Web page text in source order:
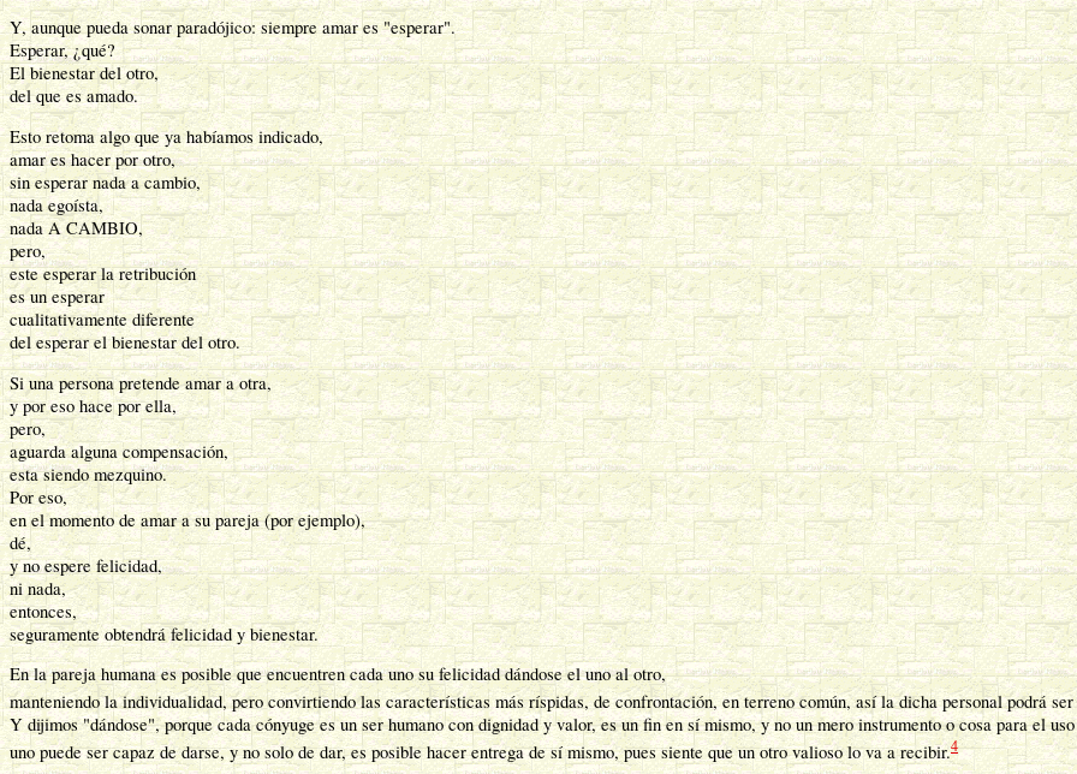
Y, aunque pueda sonar paradójico: siempre amar es "esperar".
Esperar, ¿qué?
El bienestar del otro,
del que es amado.
Esto retoma algo que ya habíamos indicado,
amar es hacer por otro,
sin esperar nada a cambio,
nada egoísta,
nada A CAMBIO,
pero,
este esperar la retribución
es un esperar
cualitativamente diferente
del esperar el bienestar del otro.
Si una persona pretende amar a otra,
y por eso hace por ella,
pero,
aguarda alguna compensación,
esta siendo mezquino.
Por eso,
en el momento de amar a su pareja (por ejemplo),
dé,
y no espere felicidad,
ni nada,
entonces,
seguramente obtendrá felicidad y bienestar.
En la pareja humana es posible que encuentren cada uno su felicidad dándose el uno al otro,
manteniendo la individualidad, pero convirtiendo las características más ríspidas, de confrontación, en terreno común, así la dicha personal podrá
Y dijimos "dándose", porque cada cónyuge es un ser humano con dignidad y valor, es un fin en sí mismo, y no un mero instrumento o cosa para el
uno puede ser capaz de darse, y no solo de dar, es posible hacer entrega de sí mismo, pues siente que un otro valioso lo va a recibir.4